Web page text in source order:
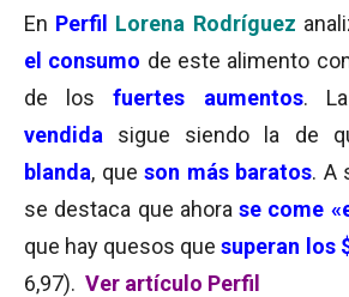
En Perfil Lorena Rodríguez
el consumo de este alimento
de losfuertes aumentos. La
vendida sigue siendo la de
blanda, que son más baratos. A
se destaca que ahora se come
que hay quesos quesuperan los
6,97). Ver artículo Perfil